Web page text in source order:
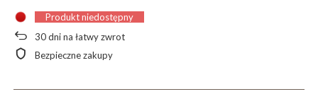
Produkt niedostępny
30dni na łatwy zwrot
Bezpieczne zakupy